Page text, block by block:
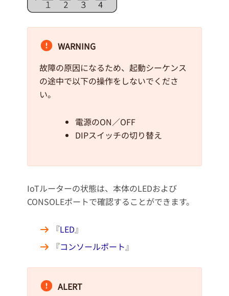
WARNING
故障の原因になるため、起動シーケンス
の途中で以下の操作をしないでくださ
い。
電源のON／OFF
DIPスイッチの切り替え
IoTルーターの状態は、本体のLEDおよび
CONSOLEポートで確認することができます。
『LED』
『コンソールポート』
ALERT